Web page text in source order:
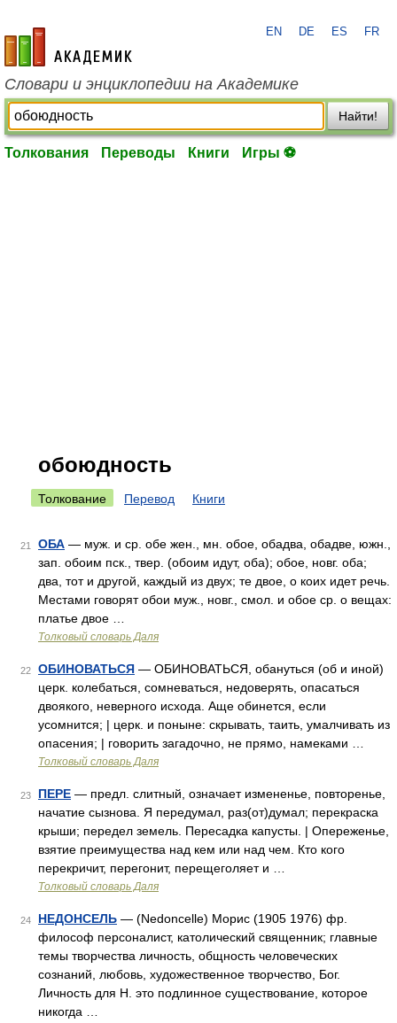
academic.ru
EN DE ES FR
Словари и энциклопедии на Академике
Найти!
Толкования Переводы Книги Игры ⚽
обоюдность
Толкование Перевод Книги
21 ОБА — муж. и ср. обе жен., мн. обое, обадва, обадве, южн.,
зап. обоим пск., твер. (обоим идут, оба); обое, новг. оба;
два, тот и другой, каждый из двух; те двое, о коих идет речь.
Местами говорят обои муж., новг., смол. и обое ср. о вещах:
платье двое …
Толковый словарь Даля
22 ОБИНОВАТЬСЯ — ОБИНОВАТЬСЯ, обануться (об и иной)
церк. колебаться, сомневаться, недоверять, опасаться
двоякого, неверного исхода. Аще обинется, если
усомнится; | церк. и поныне: скрывать, таить, умалчивать из
опасения; | говорить загадочно, не прямо, намеками …
Толковый словарь Даля
23 ПЕРЕ — предл. слитный, означает измененье, повторенье,
начатие сызнова. Я передумал, раз(от)думал; перекраска
крыши; передел земель. Пересадка капусты. | Опереженье,
взятие преимущества над кем или над чем. Кто кого
перекричит, перегонит, перещеголяет и …
Толковый словарь Даля
24 НЕДОНСЕЛЬ — (Nedoncelle) Морис (1905 1976) фр.
философ персоналист, католический священник; главные
темы творчества личность, общность человеческих
сознаний, любовь, художественное творчество, Бог.
Личность для Н. это подлинное существование, которое
никогда …